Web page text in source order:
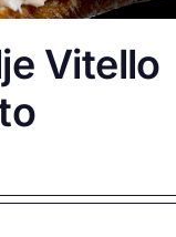
Vitello